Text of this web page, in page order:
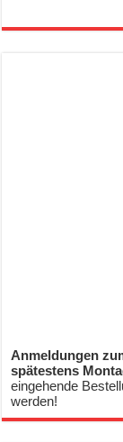
Anmeldungen
spätestens
eingehende
werden!